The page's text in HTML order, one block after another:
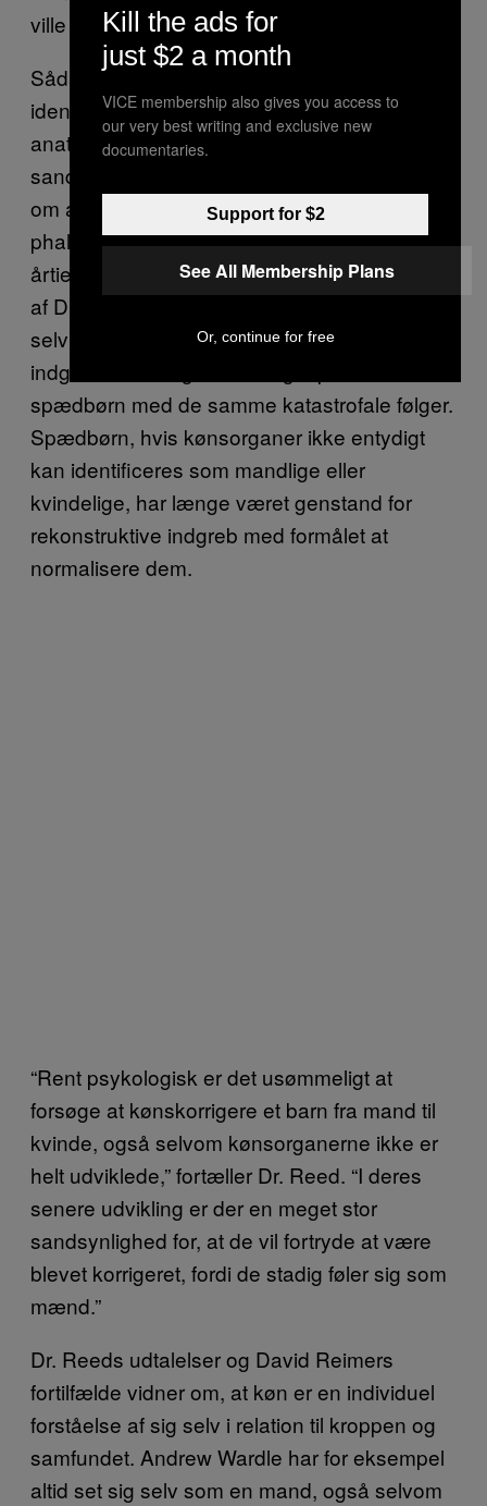
ville betragte sig selv som en pige.
Sådan gik det dog ikke Reimer. Han
identificerede sig ikke med sin kvindelige
anatomi, og i sine teenageår opdagede han
sandheden. Han tog en bevidst beslutning
om at blive mand igen og fik foretaget en
phalloplasti, men måske ikke tids nok. Efter
årtiers lidelse og psykisk sygdom som følge
af Dr. Moneys behandling begik han til sidst
selvmord. Den samme slags “korrigerende”
indgreb blev tidligere foretaget på intersex
spædbørn med de samme katastrofale følger.
Spædbørn, hvis kønsorganer ikke entydigt
kan identificeres som mandlige eller
kvindelige, har længe været genstand for
rekonstruktive indgreb med formålet at
normalisere dem.
“Rent psykologisk er det usømmeligt at
forsøge at kønskorrigere et barn fra mand til
kvinde, også selvom kønsorganerne ikke er
helt udviklede,” fortæller Dr. Reed. “I deres
senere udvikling er der en meget stor
sandsynlighed for, at de vil fortryde at være
blevet korrigeret, fordi de stadig føler sig som
mænd.”
Dr. Reeds udtalelser og David Reimers
fortilfælde vidner om, at køn er en individuel
forståelse af sig selv i relation til kroppen og
samfundet. Andrew Wardle har for eksempel
altid set sig selv som en mand, også selvom
Kill the ads for
just $2 a month
VICE membership also gives you access to
our very best writing and exclusive new
documentaries.
Support for $2
See All Membership Plans
Or, continue for free